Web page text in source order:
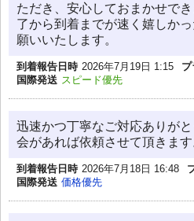
ただき、安心しておまかせで
了から到着までが速く嬉しか
願いいたします。
到着報告日時 2026年7月19日 1:15 プ
国際発送 スピード優先
迅速かつ丁寧なご対応ありが
会があれば依頼させて頂きます
到着報告日時 2026年7月18日 16:48
国際発送 価格優先